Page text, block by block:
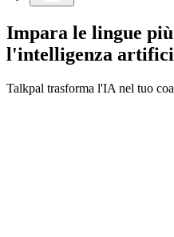
Impara le lingue
l'intelligenza
Talkpal trasforma l'IA nel tuo